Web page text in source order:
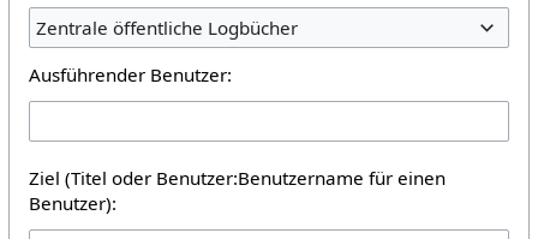
Zentrale öffentliche Logbücher
Ausführender Benutzer:
Ziel (Titel oder Benutzer:Benutzername für einen
Benutzer):